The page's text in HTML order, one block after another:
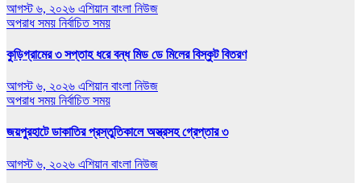
আগস্ট ৬, ২০২৬ এশিয়ান বাংলা নিউজ
অপরাধ সময় নির্বাচিত সময়
কুড়িগ্রামের ৩ সপ্তাহ ধরে বন্ধ মিড ডে মিলের বিস্কুট বিতরণ
আগস্ট ৬, ২০২৬ এশিয়ান বাংলা নিউজ
অপরাধ সময় নির্বাচিত সময়
জয়পুরহাটে ডাকাতির প্রস্তুতিকালে অস্ত্রসহ গ্রেপ্তার ৩
আগস্ট ৬, ২০২৬ এশিয়ান বাংলা নিউজ